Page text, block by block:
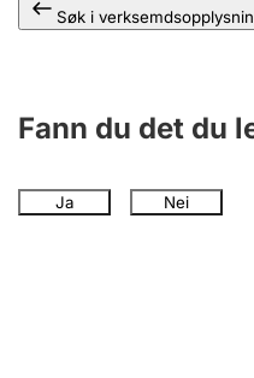
Søk i
Fann du det du
Ja Nei